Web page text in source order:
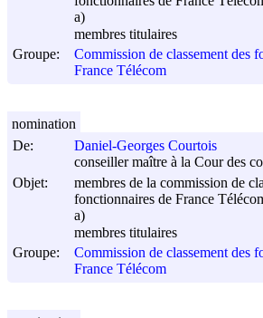
a)
membres titulaires
Groupe:
Commission de classement des
France Télécom
De:
Daniel-Georges Courtois
conseiller maître à la Cour des
Objet:
membres de la commission de
fonctionnaires de France
a)
membres titulaires
Groupe:
Commission de classement des
France Télécom
nomination